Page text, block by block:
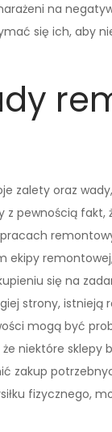
na
się ich, aby
zalety oraz
pewnością fakt,
ekipy
się na
strony, istnieją
mogą być
niektóre
zakup
fizycznego,